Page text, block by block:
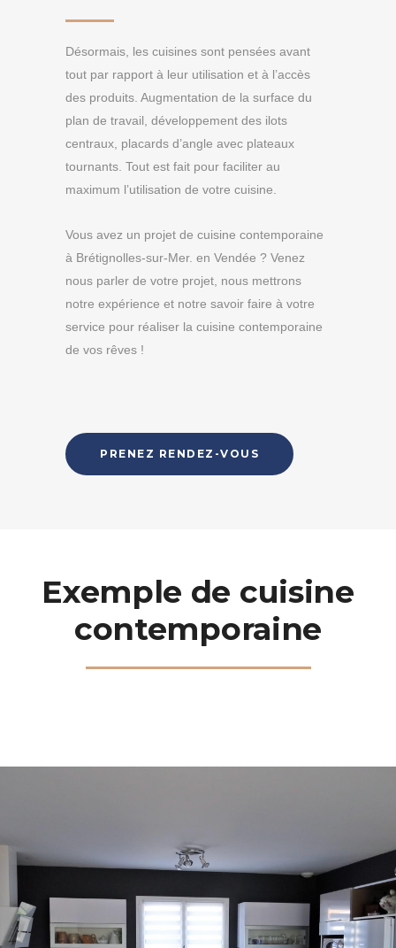
Désormais, les cuisines sont pensées avant
tout par rapport à leur utilisation et à l’accès
des produits. Augmentation de la surface du
plan de travail, développement des ilots
centraux, placards d’angle avec plateaux
tournants. Tout est fait pour faciliter au
maximum l’utilisation de votre cuisine.
Vous avez un projet de cuisine contemporaine
à Brétignolles-sur-Mer. en Vendée ? Venez
nous parler de votre projet, nous mettrons
notre expérience et notre savoir faire à votre
service pour réaliser la cuisine contemporaine
de vos rêves !
PRENEZ RENDEZ-VOUS
Exemple de cuisine
contemporaine